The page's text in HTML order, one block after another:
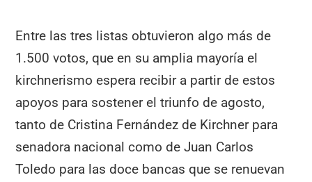
Entre las tres listas obtuvieron algo más de
1.500 votos, que en su amplia mayoría el
kirchnerismo espera recibir a partir de estos
apoyos para sostener el triunfo de agosto,
tanto de Cristina Fernández de Kirchner para
senadora nacional como de Juan Carlos
Toledo para las doce bancas que se renuevan